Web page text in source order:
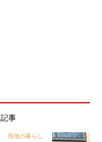
事
現地の暮らし